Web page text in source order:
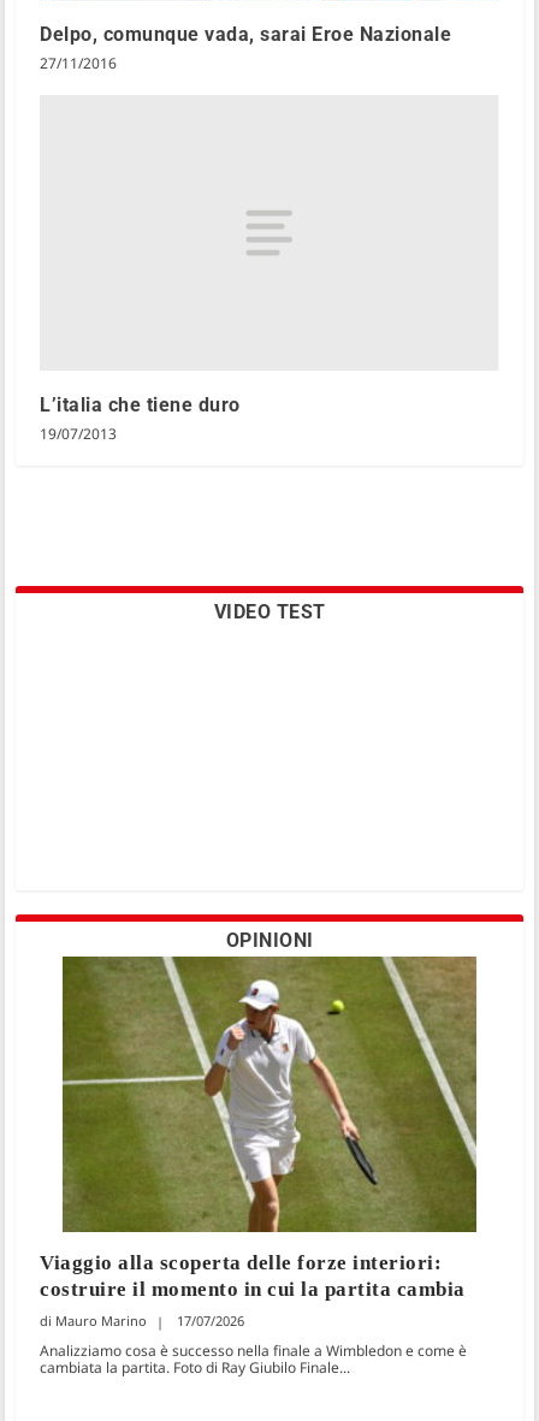
Delpo, comunque vada, sarai Eroe Nazionale
27/11/2016
L’italia che tiene duro
19/07/2013
VIDEO TEST
OPINIONI
Viaggio alla scoperta delle forze interiori:
costruire il momento in cui la partita cambia
Mauro Marino 17/07/2026
Analizziamo cosa è successo nella finale a Wimbledon e come è
cambiata la partita. Foto di Ray Giubilo Finale...